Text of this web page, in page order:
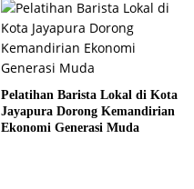
Pelatihan Barista Lokal di Kota
Jayapura Dorong Kemandirian
Ekonomi Generasi Muda